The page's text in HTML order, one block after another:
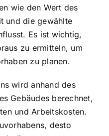
wie den Wert des
und die gewählte
Es ist wichtig,
zu ermitteln, um
zu planen.
wird anhand des
Gebäudes berechnet,
und Arbeitskosten.
desto